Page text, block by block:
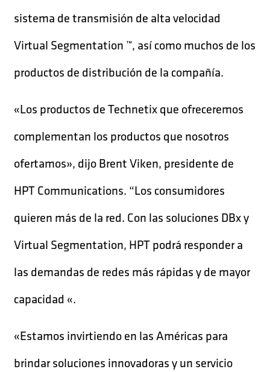
sistema de transmisión de alta velocidad
Virtual Segmentation ™, así como muchos de los
productos de distribución de la compañía.
«Los productos de Technetix que ofreceremos
complementan los productos que nosotros
ofertamos», dijo Brent Viken, presidente de
HPT Communications. “Los consumidores
quieren más de la red. Con las soluciones DBx y
Virtual Segmentation, HPT podrá responder a
las demandas de redes más rápidas y de mayor
capacidad «.
«Estamos invirtiendo en las Américas para
brindar soluciones innovadoras y un servicio